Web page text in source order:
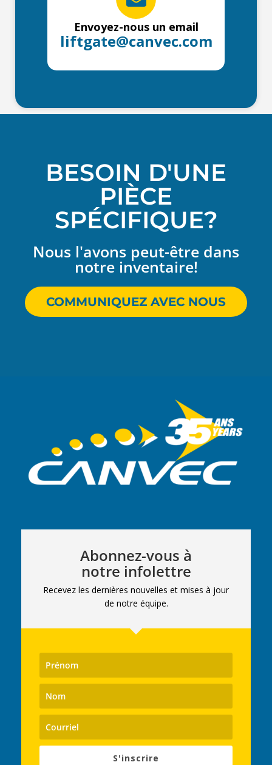
Envoyez-nous un email
liftgate@canvec.com
BESOIN D'UNE
PIÈCE
SPÉCIFIQUE?
Nous l'avons peut-être dans
notre inventaire!
COMMUNIQUEZ AVEC NOUS
Abonnez-vous à
notre infolettre
Recevez les dernières nouvelles et mises à jour
de notre équipe.
S'inscrire